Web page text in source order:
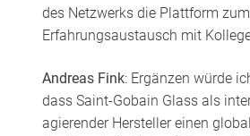
des Netzwerks die Plattform zum
Erfahrungsaustausch mit
Andreas Fink: Ergänzen würde
dass Saint-Gobain Glass als
agierender Hersteller einen